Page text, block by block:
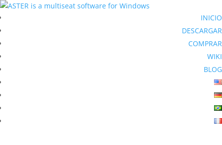
INICIO
DESCARGAR
COMPRAR
WIKI
BLOG